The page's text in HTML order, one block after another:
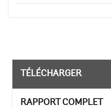
TÉLÉCHARGER
RAPPORT COMPLET